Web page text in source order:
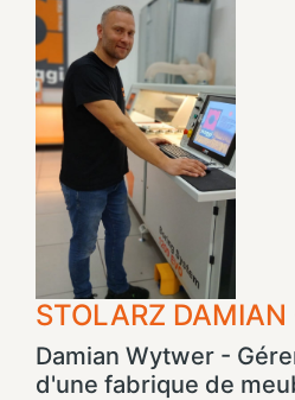
STOLARZ
Damian Wytwer -
d'une fabrique de